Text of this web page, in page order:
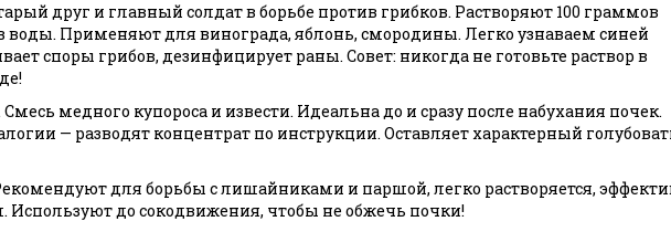
друг и главный солдат в борьбе против грибков. Растворяют 100 граммов
воды. Применяют для винограда, яблонь, смородины. Легко узнаваем синей
споры грибов, дезинфицирует раны. Совет: никогда не готовьте раствор в
медного купороса и извести. Идеальна до и сразу после набухания почек.
— разводят концентрат по инструкции. Оставляет характерный
для борьбы с лишайниками и паршой, легко растворяется,
Используют до сокодвижения, чтобы не обжечь почки!